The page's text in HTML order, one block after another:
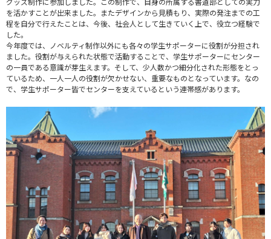
を活かすことが出来ました。またデザインから見積もり、実際の発注までの工
程を自分で行えたことは、今後、社会人として生きていく上で、役立つ経験で
した。
今年度では、ノベルティ制作以外にも各々の学生サポーターに役割が分担され
ました。役割が与えられた状態で活動することで、学生サポーターにセンター
の一員である意識が芽生えます。そして、少人数かつ細分化された形態をとっ
ているため、一人一人の役割が欠かせない、重要なものとなっています。なの
で、学生サポーター皆でセンターを支えているという連帯感があります。